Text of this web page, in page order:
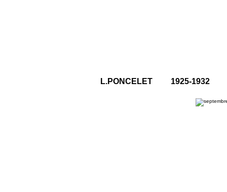
L.PONCELET 1925-1932